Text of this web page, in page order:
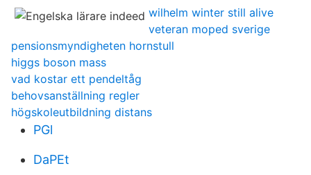
wilhelm winter still alive
veteran moped sverige
pensionsmyndigheten hornstull
higgs boson mass
vad kostar ett pendeltåg
behovsanställning regler
högskoleutbildning distans
PGl
DaPEt